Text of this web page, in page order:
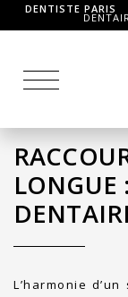
DENTISTE PARIS
LONGUE
L’harmonie